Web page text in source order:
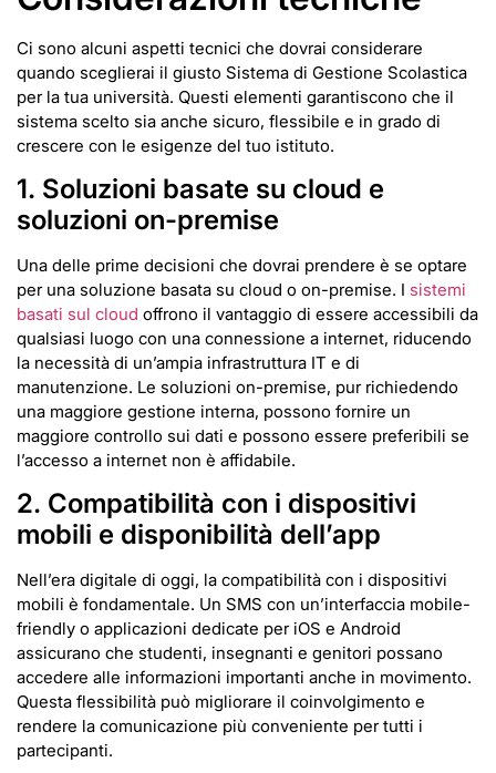
Ci sono alcuni aspetti tecnici che dovrai considerare
quando sceglierai il giusto Sistema di Gestione Scolastica
per la tua università. Questi elementi garantiscono che il
sistema scelto sia anche sicuro, flessibile e in grado di
crescere con le esigenze del tuo istituto.
1. Soluzioni basate su cloud e
soluzioni on-premise
Una delle prime decisioni che dovrai prendere è se optare
per una soluzione basata su cloud o on-premise. I sistemi
basati sul cloud offrono il vantaggio di essere accessibili da
qualsiasi luogo con una connessione a internet, riducendo
la necessità di un’ampia infrastruttura IT e di
manutenzione. Le soluzioni on-premise, pur richiedendo
una maggiore gestione interna, possono fornire un
maggiore controllo sui dati e possono essere preferibili se
l’accesso a internet non è affidabile.
2. Compatibilità con i dispositivi
mobili e disponibilità dell’app
Nell’era digitale di oggi, la compatibilità con i dispositivi
mobili è fondamentale. Un SMS con un’interfaccia mobile-
friendly o applicazioni dedicate per iOS e Android
assicurano che studenti, insegnanti e genitori possano
accedere alle informazioni importanti anche in movimento.
Questa flessibilità può migliorare il coinvolgimento e
rendere la comunicazione più conveniente per tutti i
partecipanti.